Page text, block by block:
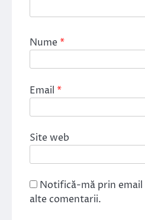
Nume*
Email *
Site web
Notifică-mă prin
alte comentarii.